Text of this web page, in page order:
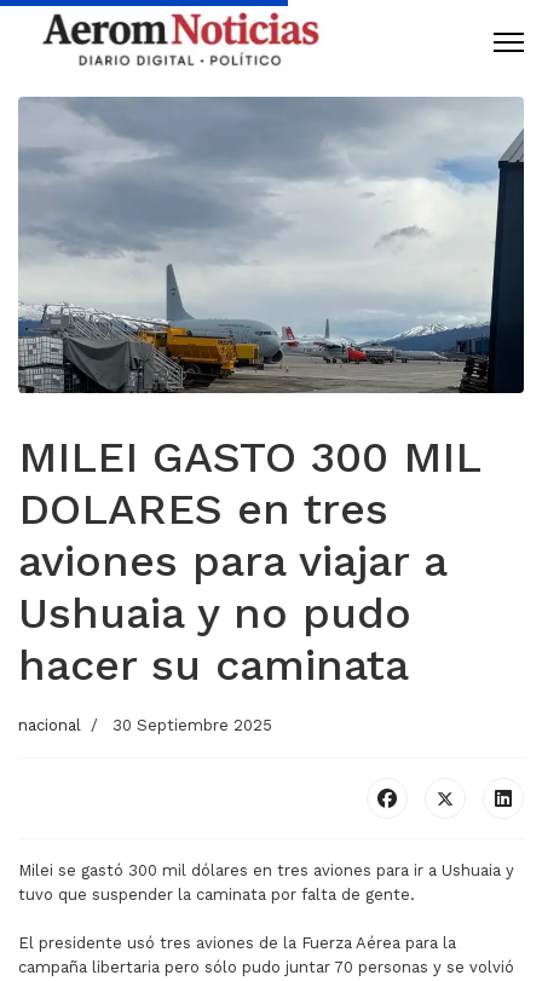
MILEI GASTO 300 MIL
DOLARES en tres
aviones para viajar a
Ushuaia y no pudo
hacer su caminata
nacional 30 Septiembre 2025
Milei se gastó 300 mil dólares en tres aviones para ir a Ushuaia y
tuvo que suspender la caminata por falta de gente.
El presidente usó tres aviones de la Fuerza Aérea para la
campaña libertaria pero sólo pudo juntar 70 personas y se volvió